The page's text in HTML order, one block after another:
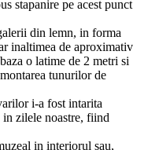
stapanire pe acest punct
din lemn, in forma
inaltimea de aproximativ
o latime de 2 metri si
tunurilor de
i-a fost intarita
in zilele noastre, fiind
in interiorul sau,